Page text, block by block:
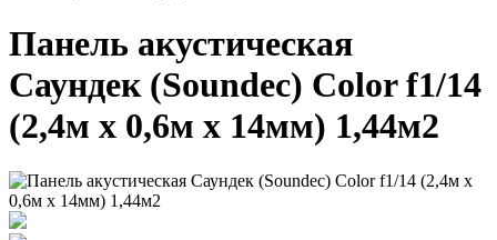
Панель акустическая
Саундек (Soundec) Color f1/14
(2,4м x 0,6м х 14мм) 1,44м2